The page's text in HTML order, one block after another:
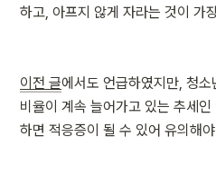
하고, 아프지 않게 자라는 것이 가
이전 글에서도 언급하였지만, 청
비율이 계속 늘어가고 있는 추세
하면 적응증이 될 수 있어 유의해